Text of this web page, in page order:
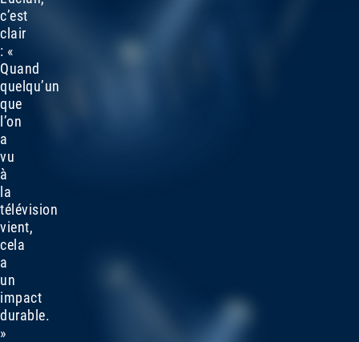
c’est
clair
: «
Quand
quelqu’un
que
l’on
a
vu
à
la
télévision
vient,
cela
a
un
impact
durable.
»